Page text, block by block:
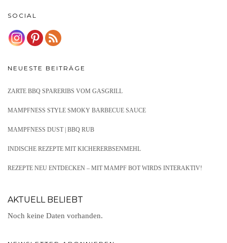
SOCIAL
NEUESTE BEITRÄGE
ZARTE BBQ SPARERIBS VOM GASGRILL
MAMPFNESS STYLE SMOKY BARBECUE SAUCE
MAMPFNESS DUST | BBQ RUB
INDISCHE REZEPTE MIT KICHERERBSENMEHL
REZEPTE NEU ENTDECKEN – MIT MAMPF BOT WIRDS INTERAKTIV!
AKTUELL BELIEBT
Noch keine Daten vorhanden.